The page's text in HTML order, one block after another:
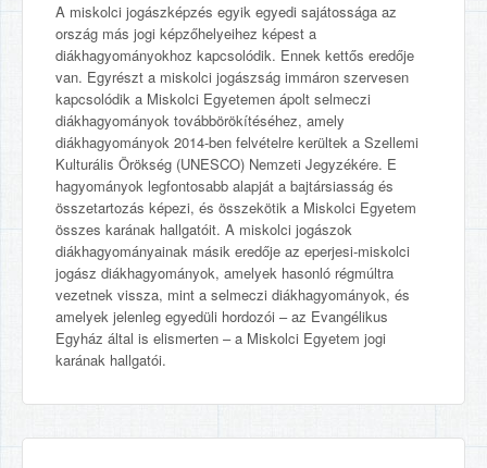
A miskolci jogászképzés egyik egyedi sajátossága az
ország más jogi képzőhelyeihez képest a
diákhagyományokhoz kapcsolódik. Ennek kettős eredője
van. Egyrészt a miskolci jogászság immáron szervesen
kapcsolódik a Miskolci Egyetemen ápolt selmeczi
diákhagyományok továbbörökítéséhez, amely
diákhagyományok 2014-ben felvételre kerültek a Szellemi
Kulturális Örökség (UNESCO) Nemzeti Jegyzékére. E
hagyományok legfontosabb alapját a bajtársiasság és
összetartozás képezi, és összekötik a Miskolci Egyetem
összes karának hallgatóit. A miskolci jogászok
diákhagyományainak másik eredője az eperjesi-miskolci
jogász diákhagyományok, amelyek hasonló régmúltra
vezetnek vissza, mint a selmeczi diákhagyományok, és
amelyek jelenleg egyedüli hordozói – az Evangélikus
Egyház által is elismerten – a Miskolci Egyetem jogi
karának hallgatói.